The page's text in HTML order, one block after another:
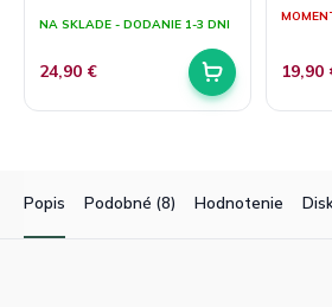
NA SKLADE - DODANIE 1-3 DNI
24,90 €
5,0
5
19,90
Popis Podobné (8) Hodnotenie